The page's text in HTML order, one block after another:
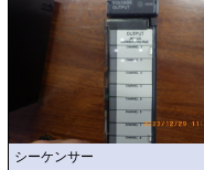
シーケンサー